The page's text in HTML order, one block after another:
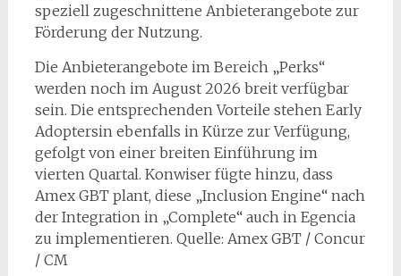
speziell zugeschnittene Anbieterangebote zur
Förderung der Nutzung.
Die Anbieterangebote im Bereich „Perks“
werden noch im August 2026 breit verfügbar
sein. Die entsprechenden Vorteile stehen Early
Adoptersin ebenfalls in Kürze zur Verfügung,
gefolgt von einer breiten Einführung im
vierten Quartal. Konwiser fügte hinzu, dass
Amex GBT plant, diese „Inclusion Engine“ nach
der Integration in „Complete“ auch in Egencia
zu implementieren. Quelle: Amex GBT / Concur
/ CM